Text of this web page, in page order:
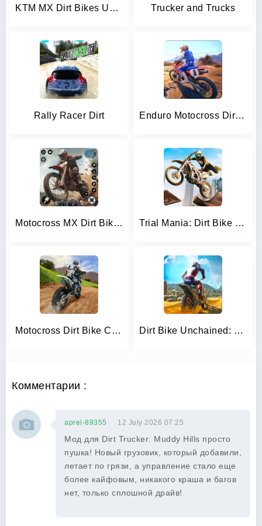
KTM MX Dirt Bikes Unleashed 3D Trucker and Trucks
Rally Racer Dirt Enduro Motocross Dirt MX Bikes
Motocross MX Dirt Bike Games Trial Mania: Dirt Bike Games
Motocross Dirt Bike Champions Dirt Bike Unchained: MX Racing
Комментарии :
aprel-89355 12 July 2026 07:25
Мод для Dirt Trucker: Muddy Hills просто
пушка! Новый грузовик, который добавили,
летает по грязи, а управление стало еще
более кайфовым, никакого краша и багов
нет, только сплошной драйв!